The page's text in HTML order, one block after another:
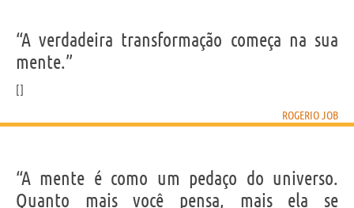
“A verdadeira transformação começa na sua
mente.”
ROGERIO JOB
“A mente é como um pedaço do universo.
Quanto mais você pensa, mais ela se